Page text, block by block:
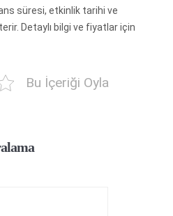
süresi, etkinlik tarihi ve
Detaylı bilgi ve fiyatlar için
Bu İçeriği Oyla